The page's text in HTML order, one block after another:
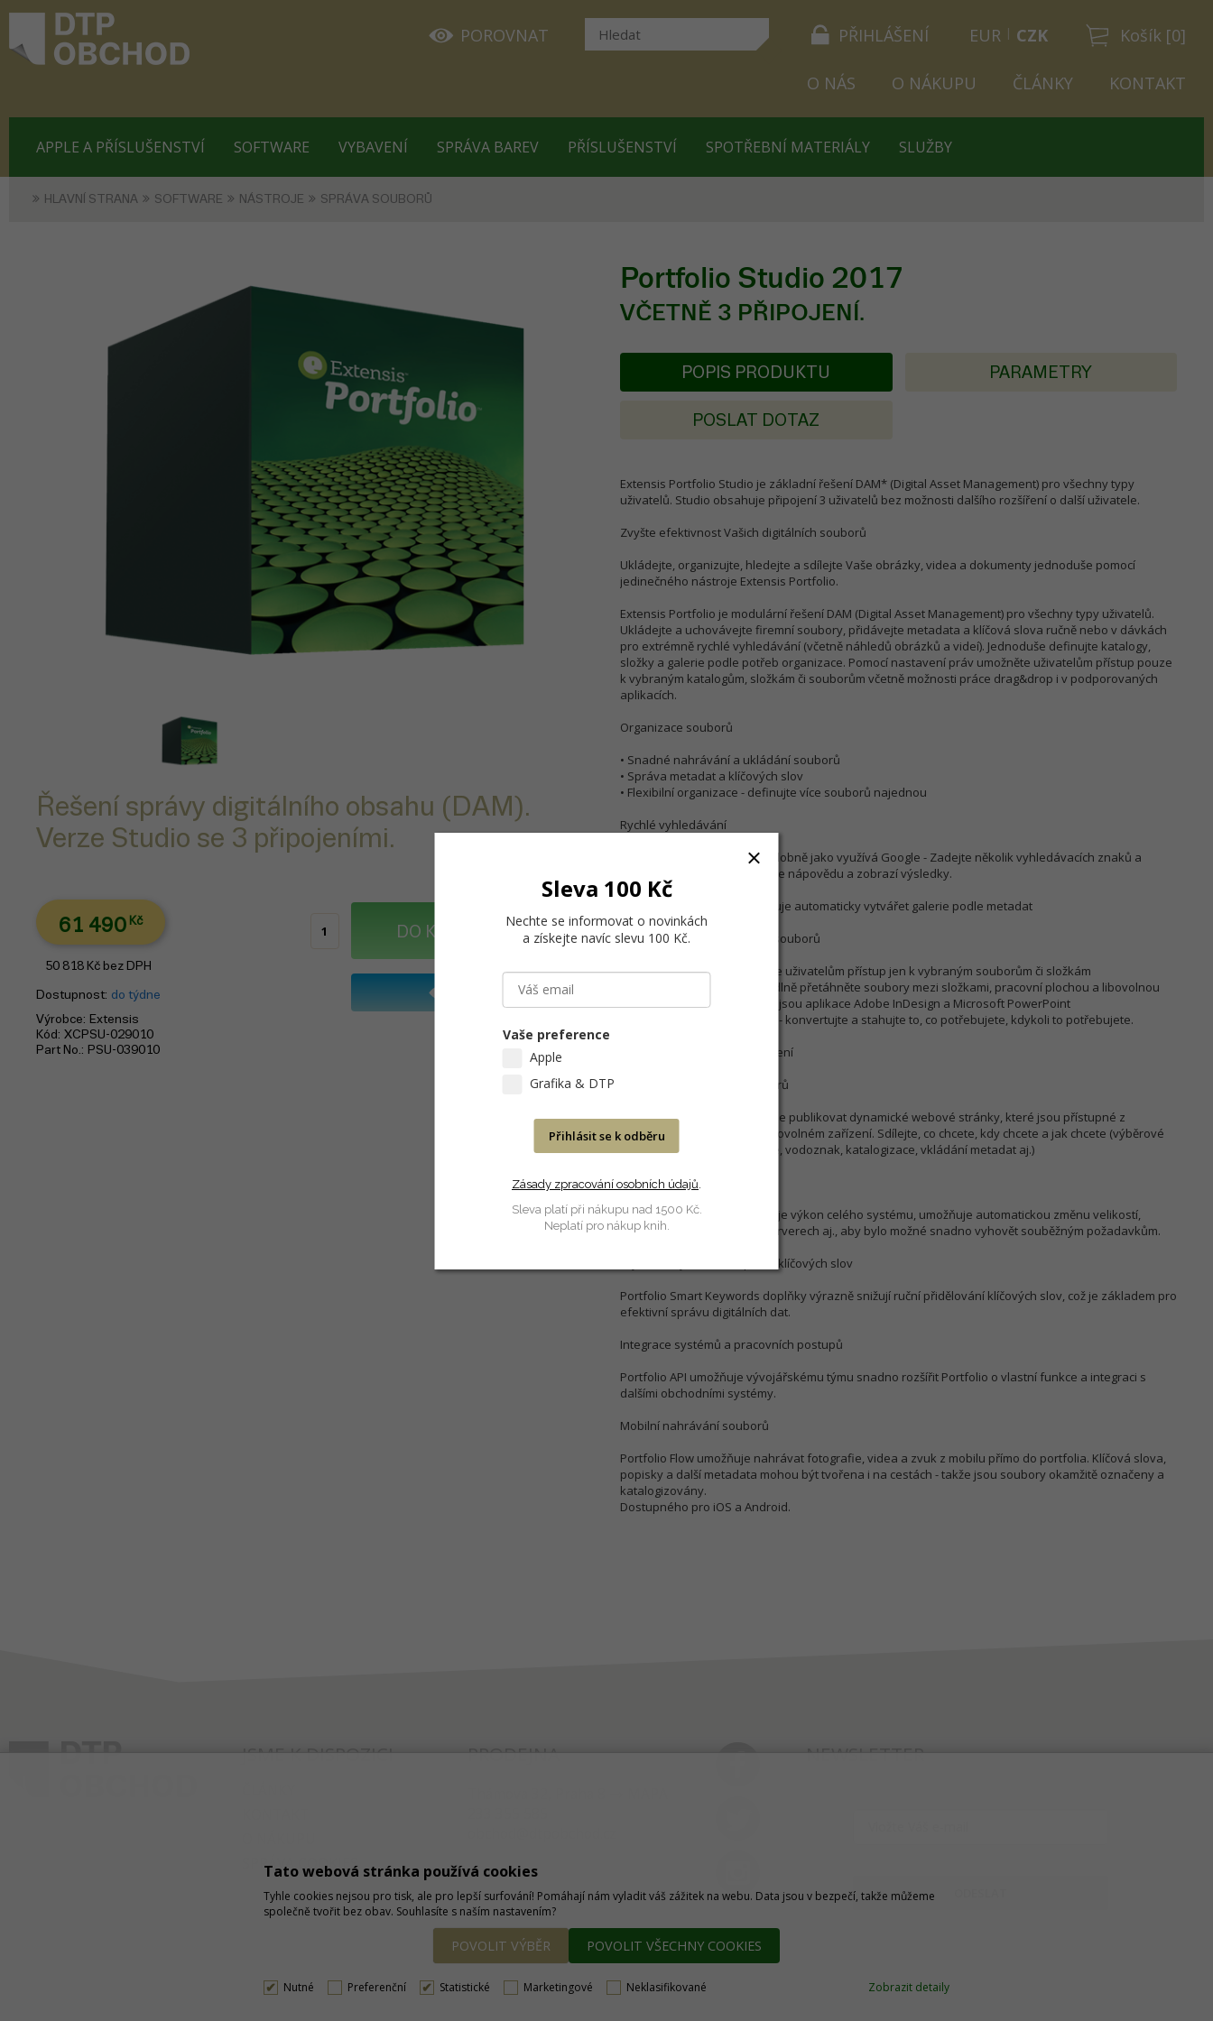
PŘIHLÁŠENÍ Košík [0]
POROVNAT EUR CZK
O NÁS O NÁKUPU ČLÁNKY KONTAKT
APPLE A PŘÍSLUŠENSTVÍ SOFTWARE VYBAVENÍ SPRÁVA BAREV PŘÍSLUŠENSTVÍ SPOTŘEBNÍ MATERIÁLY SLUŽBY
HLAVNÍ STRANA SOFTWARE NÁSTROJE SPRÁVA SOUBORŮ
Portfolio Studio 2017
VČETNĚ 3 PŘIPOJENÍ.
Řešení správy digitálního obsahu (DAM).
Verze Studio se 3 připojeními.
61 490 Kč
50 818 Kč bez DPH
Dostupnost do týdne
Výrobce
Extensis
Kód XCPSU-029010
Part No.
PSU-039010
DO KOŠÍKU
POPIS PRODUKTU PARAMETRY
POSLAT DOTAZ
Extensis Portfolio Studio je základní řešení DAM* (Digital Asset Management) pro všechny typy
uživatelů. Studio obsahuje připojení 3 uživatelů bez možnosti dalšího rozšíření o další uživatele.
Zvyšte efektivnost Vašich digitálních souborů
Ukládejte, organizujte, hledejte a sdílejte Vaše obrázky, videa a dokumenty jednoduše pomocí
jedinečného nástroje Extensis Portfolio.
Extensis Portfolio je modulární řešení DAM (Digital Asset Management) pro všechny typy uživatelů.
Ukládejte a uchovávejte firemní soubory, přidávejte metadata a klíčová slova ručně nebo v dávkách
pro extrémně rychlé vyhledávání (včetně náhledů obrázků a videí). Jednoduše definujte katalogy,
složky a galerie podle potřeb organizace. Pomocí nastavení práv umožněte uživatelům přístup pouze
k vybraným katalogům, složkám či souborům včetně možnosti práce drag&drop i v podporovaných
aplikacích.
Organizace souborů
• Snadné nahrávání a ukládání souborů
• Správa metadat a klíčových slov
• Flexibilní organizace - definujte více souborů najednou
Rychlé vyhledávání
• Prediktivní vyhledávání podobně jako využívá Google - Zadejte několik vyhledávacích znaků a
Portfolio automaticky nabídne nápovědu a zobrazí výsledky.
• Náhledy souborů
• Inteligentní galerie - umožňuje automaticky vytvářet galerie podle metadat
Inteligentní sdílení a užívání souborů
• Správa uživatelů - umožněte uživatelům přístup jen k vybraným souborům či složkám
• Drag & Drop přístup - pohodlně přetáhněte soubory mezi složkami, pracovní plochou a libovolnou
podporovanou aplikací, jako jsou aplikace Adobe InDesign a Microsoft PowerPoint
• Změna souborů On-The-Fly - konvertujte a stahujte to, co potřebujete, kdykoli to potřebujete.
Moduly, konfigurace & rozšíření
Zjednodušené sdílení souborů
Portfolio NetPublish umožňuje publikovat dynamické webové stránky, které jsou přístupné z
libovolného prohlížeče na libovolném zařízení. Sdílejte, co chcete, kdy chcete a jak chcete (výběrové
sdílení, automatická expirace, vodoznak, katalogizace, vkládání metadat aj.)
Maximalizace propustnosti
Portfolio Media Engine zvýšuje výkon celého systému, umožňuje automatickou změnu velikostí,
překódování videí na více serverech aj., aby bylo možné snadno vyhovět souběžným požadavkům.
Zrychlení vyhledávání podle klíčových slov
Portfolio Smart Keywords doplňky výrazně snižují ruční přidělování klíčových slov, což je základem pro
efektivní správu digitálních dat.
Integrace systémů a pracovních postupů
Portfolio API umožňuje vývojářskému týmu snadno rozšířit Portfolio o vlastní funkce a integraci s
dalšími obchodními systémy.
Mobilní nahrávání souborů
Portfolio Flow umožňuje nahrávat fotografie, videa a zvuk z mobilu přímo do portfolia. Klíčová slova,
popisky a další metadata mohou být tvořena i na cestách - takže jsou soubory okamžitě označeny a
katalogizovány.
Dostupného pro iOS a Android.
JSME K DISPOZICI
SPRÁVA COOKIES
PRODEJNA NEWSLETTER
Tato webová stránka používá cookies
Tyhle cookies nejsou pro tisk, ale pro lepší surfování! Pomáhají nám vyladit váš zážitek na webu. Data jsou v bezpečí, takže můžeme
společně tvořit bez obav. Souhlasíte s naším nastavením?
POVOLIT VÝBĚR POVOLIT VŠECHNY COOKIES
Nutné Preferenční Statistické Marketingové Neklasifikované Zobrazit detaily
Sleva 100 Kč
Nechte se informovat o novinkách
a získejte navíc slevu 100 Kč.
Vaše preference
Apple
Grafika & DTP
Přihlásit se k odběru
Zásady zpracování osobních údajů.
Sleva platí při nákupu nad 1500 Kč.
Neplatí pro nákup knih.